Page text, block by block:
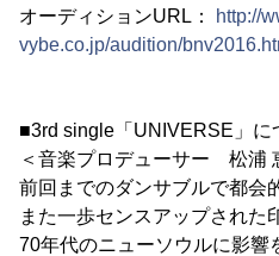
オーディションURL：
http://
vybe.co.jp/audition/
■3rd single「UNIVERSE」に
＜音楽プロデューサー 松浦
前回までのダンサブルで都会
また一歩センスアップされた
70年代のニューソウルに影響